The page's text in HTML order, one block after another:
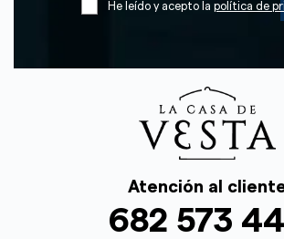
He leído y acepto la política de
Atención al
682 573